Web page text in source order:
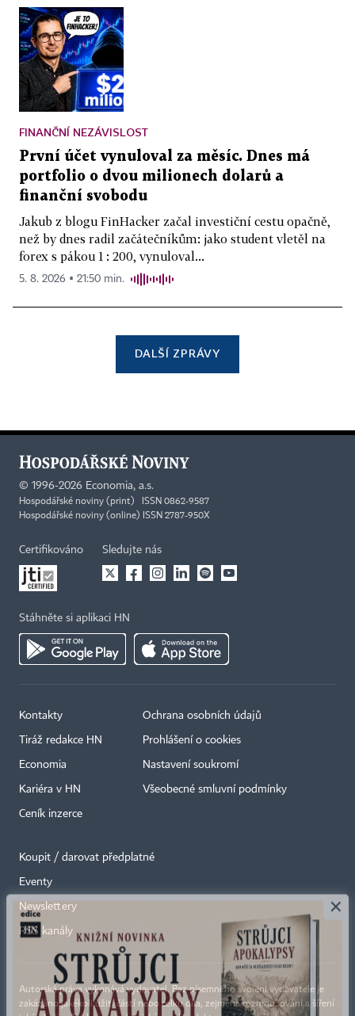
FINANČNÍ NEZÁVISLOST
První účet vynuloval za měsíc. Dnes má
portfolio o dvou milionech dolarů a
finanční svobodu
Jakub z blogu FinHacker začal investiční cestu opačně,
než by dnes radil začátečníkům: jako student vletěl na
forex s pákou 1 : 200, vynuloval...
5. 8. 2026 ▪ 21:50 min.
DALŠÍ ZPRÁVY
© 1996-2026 Economia, a.s.
Hospodářské noviny (print) ISSN 0862-9587
Hospodářské noviny (online) ISSN 2787-950X
Certifikováno Sledujte nás
Stáhněte si aplikaci HN
Kontakty
Tiráž redakce HN
Economia
Kariéra v HN
Ceník inzerce
Ochrana osobních údajů
Prohlášení o cookies
Nastavení soukromí
Všeobecné smluvní podmínky
Koupit / darovat předplatné
Eventy
Newslettery
RSS kanály
Autorská práva vykonává vydavatel. Bez písemného svolení vydavatele je
zakázáno jakékoli užití částí nebo celku díla, zejména rozmnožování a šíření
×